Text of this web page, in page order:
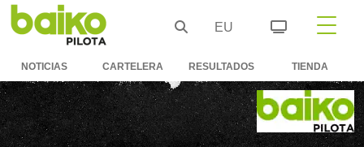
EU
NOTICIAS CARTELERA RESULTADOS TIENDA